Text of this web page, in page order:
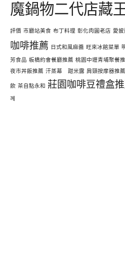
魔鍋物二代店藏
評價 市廳站美食 布丁料理 彰化肉圓老店 愛披
咖啡推薦 日式和風麻醬 旺來冰館菜單
芳食品 板橋約會餐廳推薦 桃園中壢青埔聚餐
夜市丼飯推薦 汗蒸幕 甜米露 肩頸按摩器推
飲 茶自點永和 莊園咖啡豆禮盒
께